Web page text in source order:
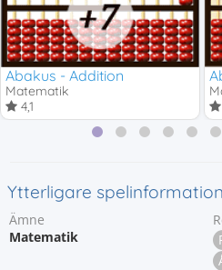
Abakus - Addition
Matematik
4,1
Ytterligare spelinformation
Ämne
Matematik